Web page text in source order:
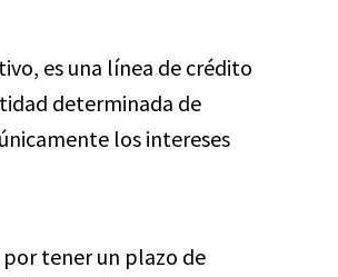
es una línea de crédito
determinada de
los intereses
tener un plazo de